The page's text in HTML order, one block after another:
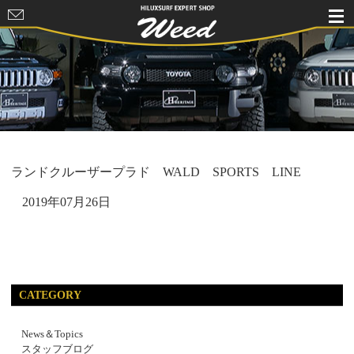
HILUXSURF
EXPERT
SHOP Weed
ランドクルーザープラド WALD SPORTS LINE
2019年07月26日
CATEGORY
News＆Topics
スタッフブログ